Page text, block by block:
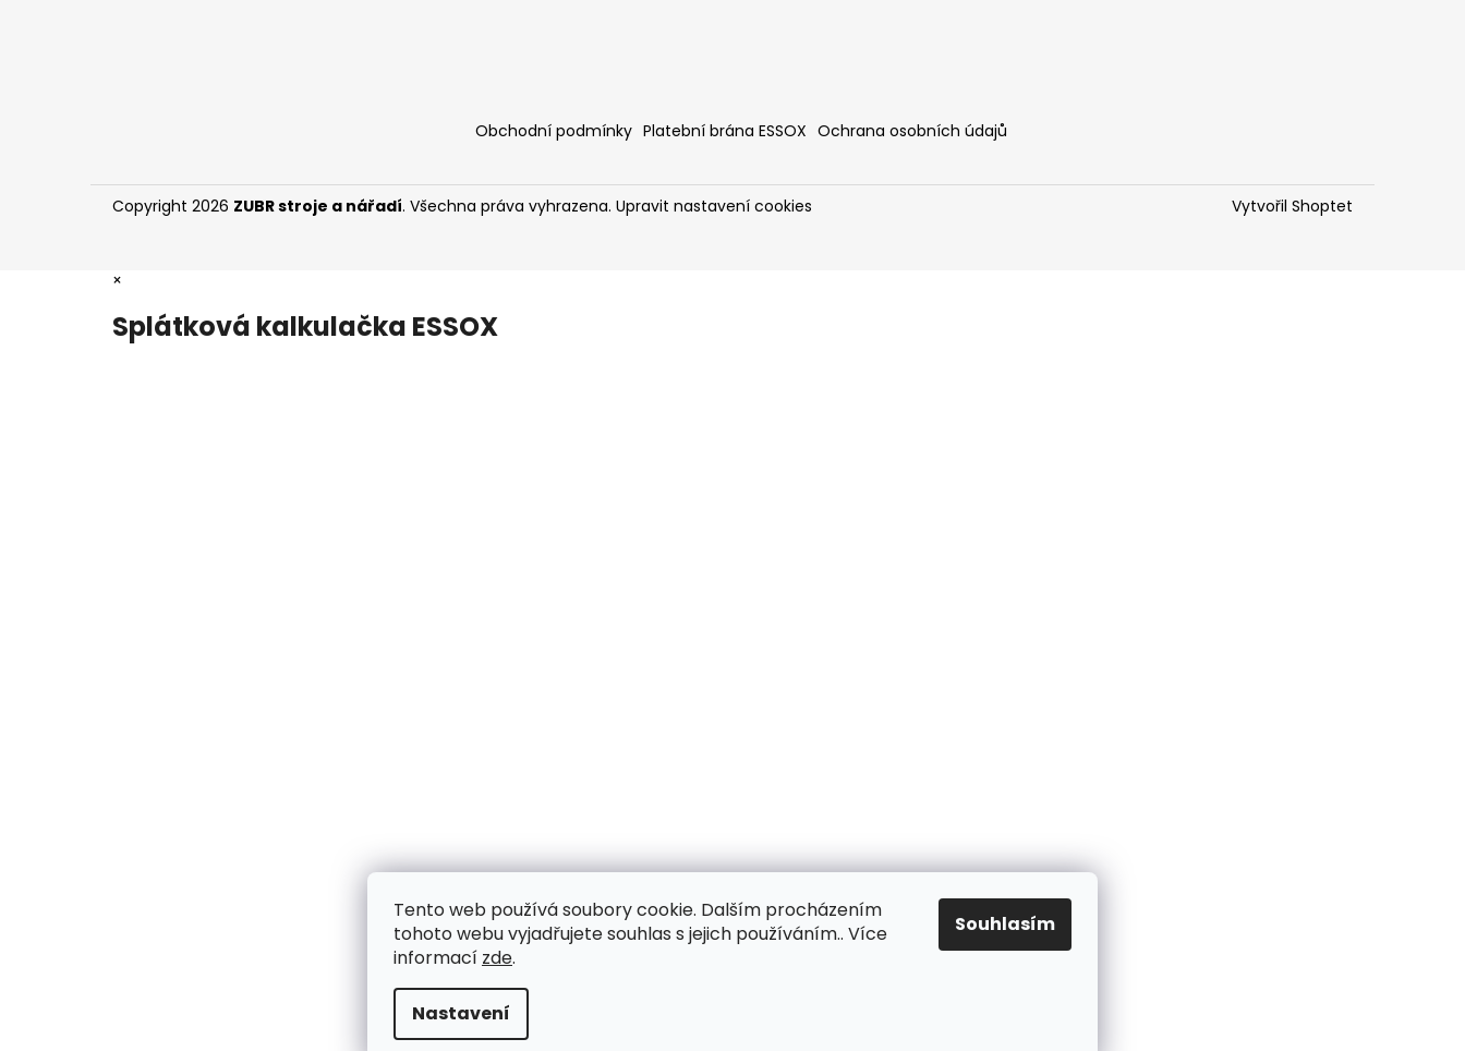
Tento web používá soubory cookie. Dalším procházením
tohoto webu vyjadřujete souhlas s jejich používáním.. Více
informací zde.
Nastavení
Souhlasím
Obchodní podmínky Platební brána ESSOX Ochrana osobních údajů
Vytvořil Shoptet
Copyright 2026 ZUBR stroje a nářadí. Všechna práva vyhrazena. Upravit nastavení cookies
×
Splátková kalkulačka ESSOX